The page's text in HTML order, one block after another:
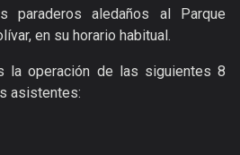
paraderos aledaños al Parque
en su horario habitual.
la operación de las siguientes 8
asistentes: